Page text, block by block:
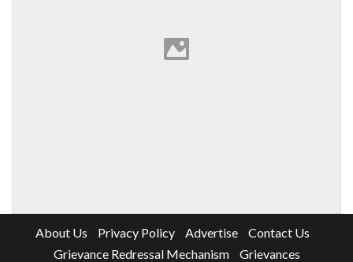
About Us Privacy Policy Advertise
Contact Us
Grievance Redressal Mechanism
Grievances